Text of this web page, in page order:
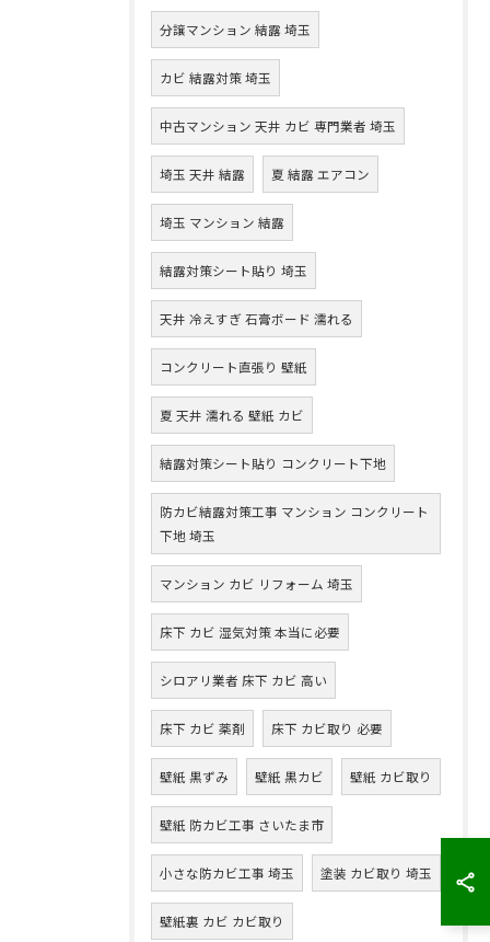
分譲マンション 結露 埼玉
カビ 結露対策 埼玉
中古マンション 天井 カビ 専門業者 埼玉
埼玉 天井 結露 夏 結露 エアコン
埼玉 マンション 結露
結露対策シート貼り 埼玉
天井 冷えすぎ 石膏ボード 濡れる
コンクリート直張り 壁紙
夏 天井 濡れる 壁紙 カビ
結露対策シート貼り コンクリート下地
防カビ結露対策工事 マンション コンクリート
下地 埼玉
マンション カビ リフォーム 埼玉
床下 カビ 湿気対策 本当に必要
シロアリ業者 床下 カビ 高い
床下 カビ 薬剤 床下 カビ取り 必要
壁紙 黒ずみ 壁紙 黒カビ 壁紙 カビ取り
壁紙 防カビ工事 さいたま市
小さな防カビ工事 埼玉 塗装 カビ取り 埼玉
壁紙裏 カビ カビ取り